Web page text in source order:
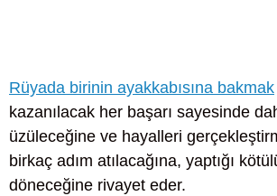
Rüyada birinin ayakkabısına bakmak
kazanılacak her başarı sayesinde
üzüleceğine ve hayalleri
birkaç adım atılacağına, yaptığı
döneceğine rivayet eder.